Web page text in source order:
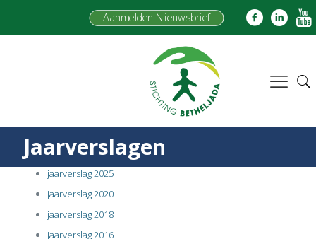
Aanmelden Nieuwsbrief
Jaarverslagen
jaarverslag 2025
jaarverslag 2020
jaarverslag 2018
jaarverslag 2016